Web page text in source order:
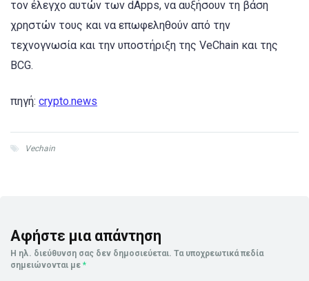
τον έλεγχο αυτών των dApps, να αυξήσουν τη βάση
χρηστών τους και να επωφεληθούν από την
τεχνογνωσία και την υποστήριξη της VeChain και της
BCG.
πηγή: crypto.news
Vechain
Αφήστε μια απάντηση
Η ηλ. διεύθυνση σας δεν δημοσιεύεται. Τα υποχρεωτικά πεδία
σημειώνονται με *